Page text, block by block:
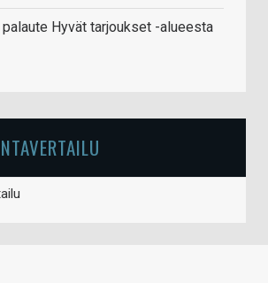
Hyvät tarjoukset -alueesta